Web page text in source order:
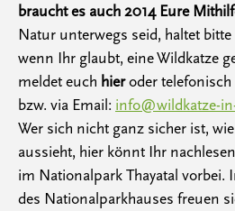
braucht es auch 2014 Eure
Natur unterwegs seid, haltet
wenn Ihr glaubt, eine Wildkatze
meldet euch hieroder telefonisch
bzw. via Email: info@wildkatze-
Wer sich nicht ganz sicher ist,
aussieht, hier könnt Ihr
im Nationalpark Thayatal vorbei.
des Nationalparkhauses freuen